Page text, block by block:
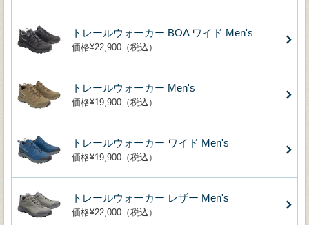
トレールウォーカー BOA ワイド Men's
価格¥22,900（税込）
トレールウォーカー Men's
価格¥19,900（税込）
トレールウォーカー ワイド Men's
価格¥19,900（税込）
トレールウォーカー レザー Men's
価格¥22,000（税込）